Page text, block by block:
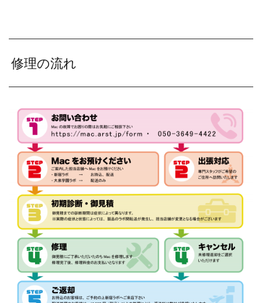
修理の流れ